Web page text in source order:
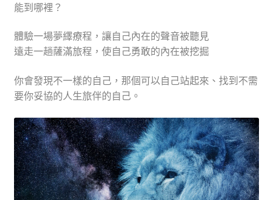
能到哪裡？
體驗一場夢繹療程，讓自己內在的聲音被聽見
遠走一趟薩滿旅程，使自己勇敢的內在被挖掘
你會發現不一樣的自己，那個可以自己站起來、找到不需
要你妥協的人生旅伴的自己。